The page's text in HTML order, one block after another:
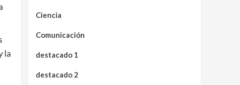
la
Ciencia
Comunicación
destacado 1
destacado 2